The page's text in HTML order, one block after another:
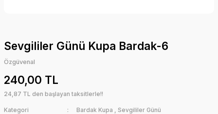
Sevgililer Günü Kupa Bardak-6
Özgüvenal
240,00 TL
24,87 TL den başlayan taksitlerle!!
Kategori Bardak Kupa , Sevgililer Günü